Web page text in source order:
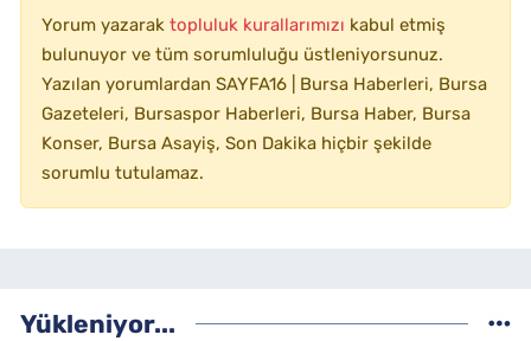
Yorum yazarak topluluk kurallarımızı kabul etmiş
bulunuyor ve tüm sorumluluğu üstleniyorsunuz.
Yazılan yorumlardan SAYFA16 | Bursa Haberleri, Bursa
Gazeteleri, Bursaspor Haberleri, Bursa Haber, Bursa
Konser, Bursa Asayiş, Son Dakika hiçbir şekilde
sorumlu tutulamaz.
Yükleniyor...